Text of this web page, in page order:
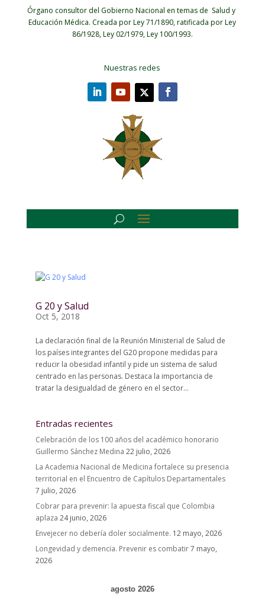
Órgano consultor del Gobierno Nacional en temas de Salud y
Educación Médica. Creada por Ley 71/1890, ratificada por Ley
86/1928, Ley 02/1979, Ley 100/1993.
Nuestras redes
G 20 y Salud
Oct 5, 2018
La declaración final de la Reunión Ministerial de Salud de
los países integrantes del G20 propone medidas para
reducir la obesidad infantil y pide un sistema de salud
centrado en las personas. Destaca la importancia de
tratar la desigualdad de género en el sector...
Entradas recientes
Celebración de los 100 años del académico honorario
Guillermo Sánchez Medina 22 julio, 2026
La Academia Nacional de Medicina fortalece su presencia
territorial en el Encuentro de Capítulos Departamentales
7 julio, 2026
Cobrar para prevenir: la apuesta fiscal que Colombia
aplaza 24 junio, 2026
Envejecer no debería doler socialmente. 12 mayo, 2026
Longevidad y demencia. Prevenir es combatir7 mayo,
2026
agosto 2026